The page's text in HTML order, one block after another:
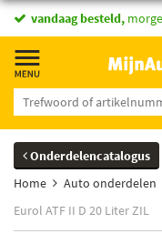
vandaag besteld,
Onderdelencatalogus
Home
Auto onderdelen
Eurol ATF II D 20 Liter ZIL